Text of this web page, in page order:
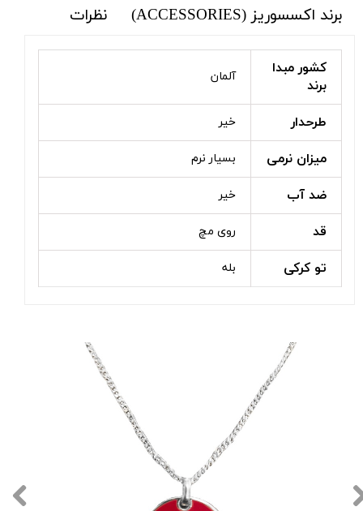
برند اکسسوریز (ACCESSORIES)
نظرات
کشور مبدا
برند
آلمان
طرحدار خیر
میزان نرمی بسیار نرم
ضد آب خیر
قد روی مچ
تو کرکی بله